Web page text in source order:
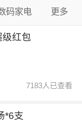
码家电 更多
红包
7183人已查看
*6支